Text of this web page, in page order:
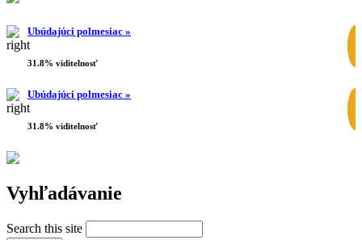
Ubúdajúci polmesiac »
31.8% viditelnosť
Ubúdajúci polmesiac »
31.8% viditelnosť
Vyhľadávanie
Search this site